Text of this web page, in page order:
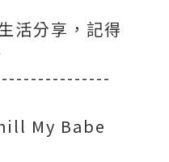
活分享，記得
My Babe